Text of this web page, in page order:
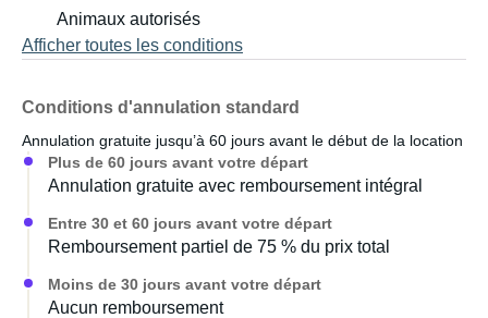
Animaux autorisés
Afficher toutes les conditions
Conditions d'annulation standard
Annulation gratuite jusqu’à 60 jours avant le début de la location
Plus de 60 jours avant votre départ
Annulation gratuite avec remboursement intégral
Entre 30 et 60 jours avant votre départ
Remboursement partiel de 75 % du prix total
Moins de 30 jours avant votre départ
Aucun remboursement